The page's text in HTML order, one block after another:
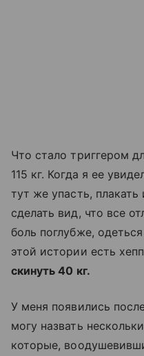
Что стало триггером
115 кг. Когда я ее
тут же упасть,
сделать вид, что все
боль поглубже,
этой истории есть
скинуть 40 кг.
У меня появились
могу назвать
которые,